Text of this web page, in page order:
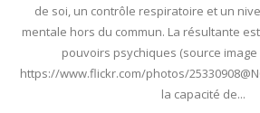
de soi, un contrôle respiratoire et un
mentale hors du commun. La résultante
pouvoirs psychiques (source
https://www.flickr.com/photos/
la capacité de...